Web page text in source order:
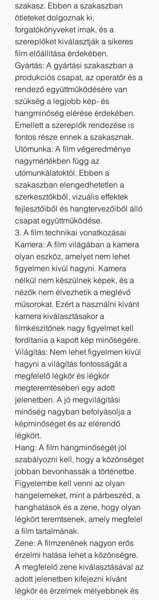
szakasz. Ebben a szakaszban
ötleteket dolgoznak ki,
forgatókönyveket írnak, és a
szereplőket kiválasztják a sikeres
film előállítása érdekében.
Gyártás: A gyártási szakaszban a
produkciós csapat, az operatőr és a
rendező együttműködésére van
szükség a legjobb kép- és
hangminőség elérése érdekében.
Emellett a szereplők rendezése is
fontos része ennek a szakasznak.
Utómunka: A film végeredménye
nagymértékben függ az
utómunkálatoktól. Ebben a
szakaszban elengedhetetlen a
szerkesztőkből, vizuális effektek
fejlesztőiből és hangtervezőiből álló
csapat együttműködése.
3. A film technikai vonatkozásai
Kamera: A film világában a kamera
olyan eszköz, amelyet nem lehet
figyelmen kívül hagyni. Kamera
nélkül nem készülnek képek, és a
nézők nem élvezhetik a meglévő
műsorokat. Ezért a használni kívánt
kamera kiválasztásakor a
filmkészítőnek nagy figyelmet kell
fordítania a kapott kép minőségére.
Világítás: Nem lehet figyelmen kívül
hagyni a világítás fontosságát a
megfelelő légkör és légkör
megteremtésében egy adott
jelenetben. A jó megvilágítási
minőség nagyban befolyásolja a
képminőséget és az elérendő
légkört.
Hang: A film hangminőségét jól
szabályozni kell, hogy a közönséget
jobban bevonhassák a történetbe.
Figyelembe kell venni az olyan
hangelemeket, mint a párbeszéd, a
hanghatások és a zene, hogy olyan
légkört teremtsenek, amely megfelel
a film tartalmának.
Zene: A filmzenének nagyon erős
érzelmi hatása lehet a közönségre.
A megfelelő zene kiválasztásával az
adott jelenetben kifejezni kívánt
légkör és érzelmek mélyebbnek és